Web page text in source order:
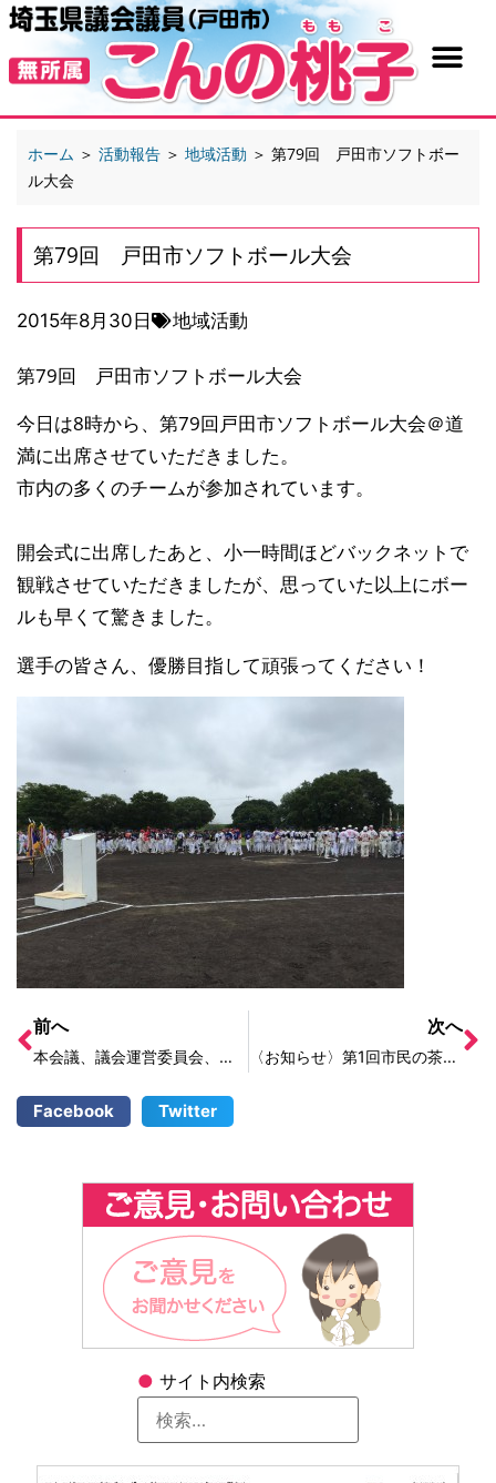
● サイト内検索
ホーム ＞ 活動報告 ＞ 地域活動 ＞ 第79回 戸田市ソフトボー
ル大会
第79回 戸田市ソフトボール大会
2015年8月30日 地域活動
第79回 戸田市ソフトボール大会
今日は8時から、第79回戸田市ソフトボール大会＠道
満に出席させていただきました。
市内の多くのチームが参加されています。
開会式に出席したあと、小一時間ほどバックネットで
観戦させていただきましたが、思っていた以上にボー
ルも早く て驚きました。
選手の皆さん、優勝目指して頑張ってください！
前へ
本会議、議会運営委員会、会派会議
次へ
〈お知らせ〉第1回市民の茶談会
Facebook Twitter